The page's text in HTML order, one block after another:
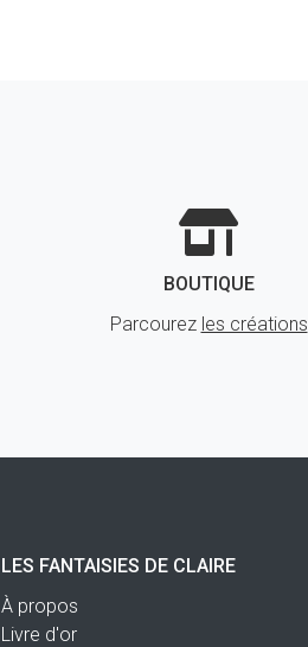
BOUTIQUE
Parcourez les créations
LES FANTAISIES DE CLAIRE
À propos
Livre d'or